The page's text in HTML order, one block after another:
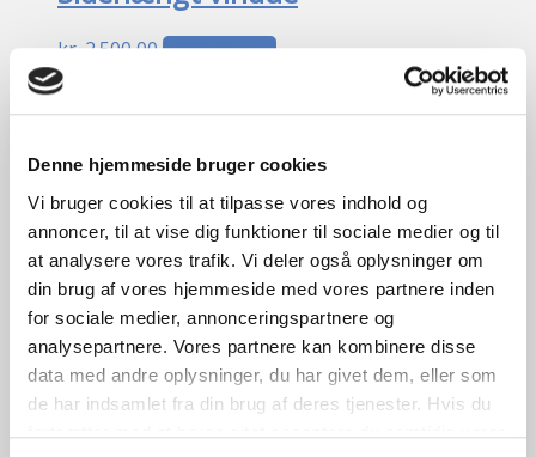
Denne hjemmeside bruger cookies
Vi bruger cookies til at tilpasse vores indhold og
annoncer, til at vise dig funktioner til sociale medier og til
at analysere vores trafik. Vi deler også oplysninger om
din brug af vores hjemmeside med vores partnere inden
for sociale medier, annonceringspartnere og
analysepartnere. Vores partnere kan kombinere disse
data med andre oplysninger, du har givet dem, eller som
de har indsamlet fra din brug af deres tjenester. Hvis du
fortsætter med at bruge sitet acceptere du samtidig vores
kr.2.500,00Tilføj til kurv
B
GENBRUG
Sidehængt vindue